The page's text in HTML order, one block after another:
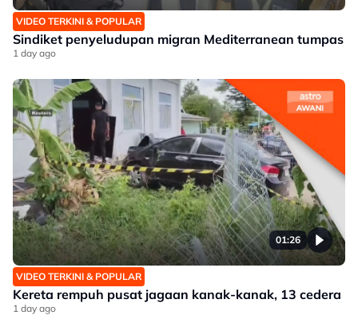
VIDEO TERKINI & POPULAR
Sindiket penyeludupan migran Mediterranean tumpas
1 day ago
01:26
VIDEO TERKINI & POPULAR
Kereta rempuh pusat jagaan kanak-kanak, 13 cedera
1 day ago